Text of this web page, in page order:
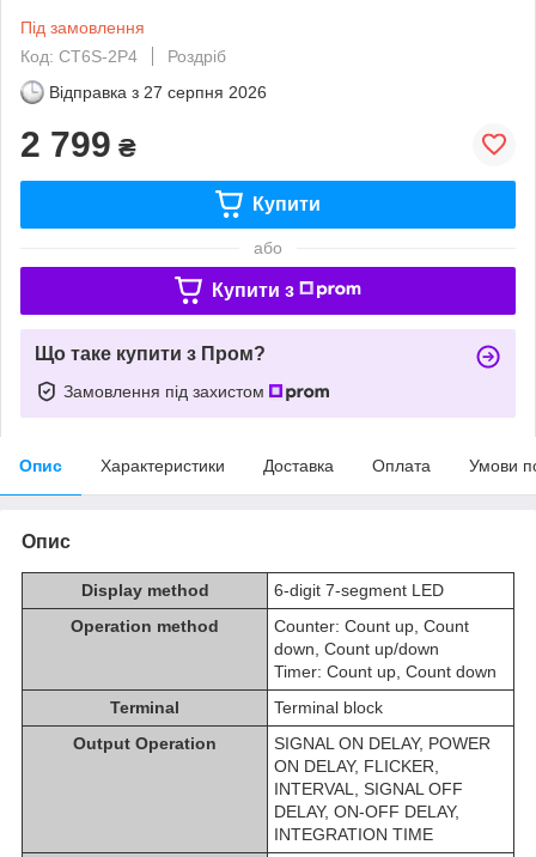
Під замовлення
Код: CT6S-2P4
Роздріб
Відправка з 27 серпня 2026
2 799 ₴
Купити
або
Купити з
Що таке купити з Пром?
Замовлення під захистом
Опис Характеристики Доставка Оплата Умови
Опис
Display method
6-digit 7-segment LED
Operation method
Counter: Count up, Count
down, Count up/down
Timer: Count up, Count down
Terminal
Terminal block
Output Operation
SIGNAL ON DELAY, POWER
ON DELAY, FLICKER,
INTERVAL, SIGNAL OFF
DELAY, ON-OFF DELAY,
INTEGRATION TIME